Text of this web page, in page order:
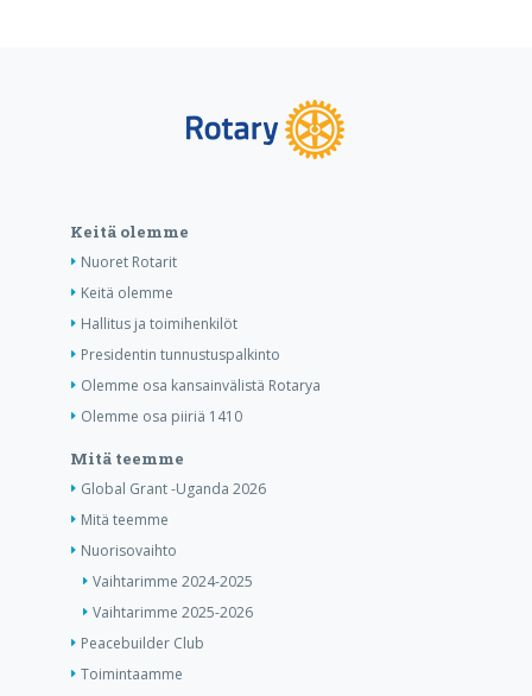
Keitä olemme
Nuoret Rotarit
Keitä olemme
Hallitus ja toimihenkilöt
Presidentin tunnustuspalkinto
Olemme osa kansainvälistä Rotarya
Olemme osa piiriä 1410
Mitä teemme
Global Grant -Uganda 2026
Mitä teemme
Nuorisovaihto
Vaihtarimme 2024-2025
Vaihtarimme 2025-2026
Peacebuilder Club
Toimintaamme